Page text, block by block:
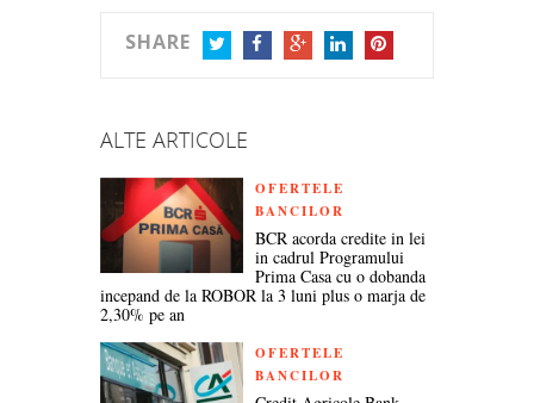
SHARE
ALTE ARTICOLE
OFERTELE
BANCILOR
BCR acorda credite in lei
in cadrul Programului
Prima Casa cu o dobanda
incepand de la ROBOR la 3 luni plus o marja de
2,30% pe an
OFERTELE
BANCILOR